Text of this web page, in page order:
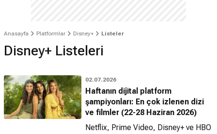
Anasayfa Platformlar Disney+ Listeler
Disney+ Listeleri
02.07.2026
Haftanın dijital platform
şampiyonları: En çok izlenen dizi
ve filmler (22-28 Haziran 2026)
Netflix, Prime Video, Disney+ ve HBO